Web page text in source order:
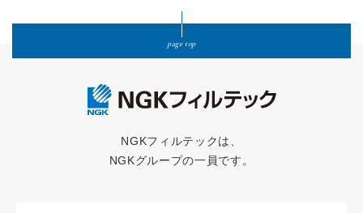
page top
NGKフィルテックは、
NGKグループの一員です。